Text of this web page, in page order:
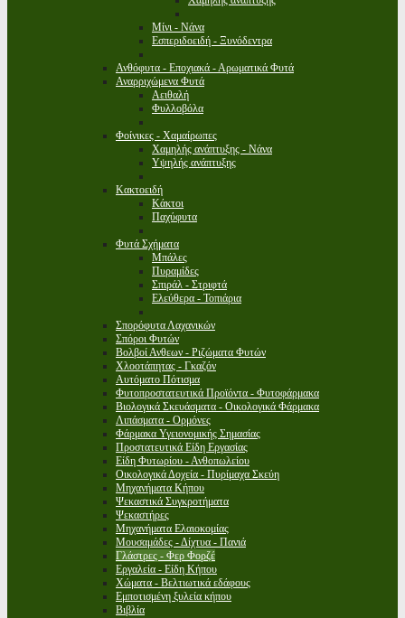
Μίνι - Νάνα
Εσπεριδοειδή - Ξυνόδεντρα
Ανθόφυτα - Εποχιακά - Αρωματικά Φυτά
Αναρριχώμενα Φυτά
Αειθαλή
Φυλλοβόλα
Φοίνικες - Χαμαίρωπες
Χαμηλής ανάπτυξης - Νάνα
Υψηλής ανάπτυξης
Κακτοειδή
Κάκτοι
Παχύφυτα
Φυτά Σχήματα
Μπάλες
Πυραμίδες
Σπιράλ - Στριφτά
Ελεύθερα - Τοπιάρια
Σπορόφυτα Λαχανικών
Σπόροι Φυτών
Βολβοί Ανθεων - Ριζώματα Φυτών
Χλοοτάπητας - Γκαζόν
Αυτόματο Πότισμα
Φυτοπροστατευτικά Προϊόντα - Φυτοφάρμακα
Βιολογικά Σκευάσματα - Οικολογικά Φάρμακα
Λιπάσματα - Ορμόνες
Φάρμακα Υγειονομικής Σημασίας
Προστατευτικά Είδη Εργασίας
Είδη Φυτωρίου - Ανθοπωλείου
Οικολογικά Δοχεία - Πυρίμαχα Σκεύη
Μηχανήματα Κήπου
Ψεκαστικά Συγκροτήματα
Ψεκαστήρες
Μηχανήματα Ελαιοκομίας
Μουσαμάδες - Δίχτυα - Πανιά
Γλάστρες - Φερ Φορζέ
Εργαλεία - Είδη Κήπου
Χώματα - Βελτιωτικά εδάφους
Εμποτισμένη ξυλεία κήπου
Βιβλία